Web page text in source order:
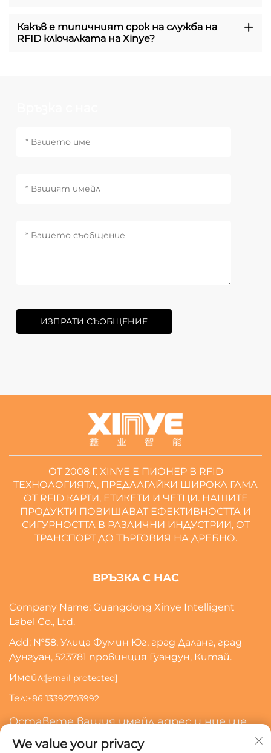
Какъв е типичният срок на служба на
RFID ключалката на Xinye?
ИЗПРАТИ СЪОБЩЕНИЕ
ОТ 2008 Г. XINYE Е ПИОНЕР В RFID
ТЕХНОЛОГИЯТА, ПРЕДЛАГАЙКИ ШИРОКА ГАМА
ОТ RFID КАРТИ, ЕТИКЕТИ И ЧЕТЦИ. НАШИТЕ
ПРОДУКТИ ПОВИШАВАТ ЕФЕКТИВНОСТТА И
СИГУРНОСТТА В РАЗЛИЧНИ ИНДУСТРИИ, ОТ
ТРАНСПОРТ ДО ТЪРГОВИЯ НА ДРЕБНО.
ВРЪЗКА С НАС
Company Name: Guangdong Xinye Intelligent
Label Co., Ltd.
Add: №58, Улица Фумин Юг, град Даланг, град
Дунгуан, 523781 провинция Гуандун, Китай.
Имейл:[email protected]
Тел:+86 13392703992
Оставете вашия имейл адрес и ние ще
се свържем с вас
We value your privacy